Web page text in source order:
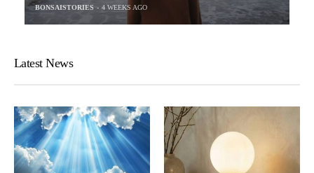
BONSAISTORIES 4 WEEKS AGO
Latest News